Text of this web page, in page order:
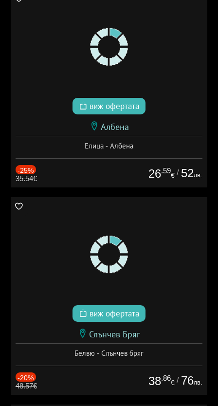
виж офертата
Албена
Елица - Албена
-25%
35.54€ 26.59
€ / 52лв.
виж офертата
Слънчев Бряг
Белвю - Слънчев бряг
-20%
48.57€ 38.86
€ / 76лв.